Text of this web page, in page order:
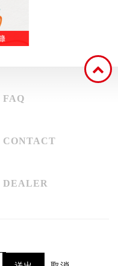
FAQ
CONTACT
DEALER